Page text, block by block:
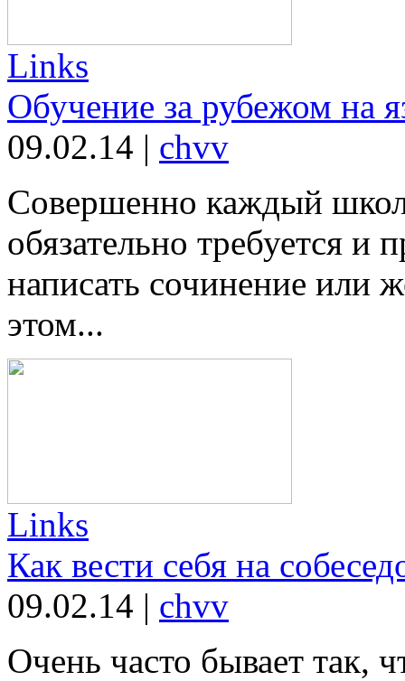
Links
Обучение за рубежом на
09.02.14 | chvv
Совершенно каждый
обязательно требуется и
написать сочинение или
этом...
Links
Как вести себя на
09.02.14 | chvv
Очень часто бывает так,